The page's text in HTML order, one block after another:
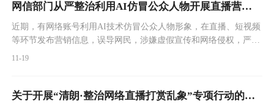
网信部门从严整治利用AI仿冒公众人物开展直播营销问题乱象
近期，有网络账号利用AI技术仿冒公众人物形象，在直播、短视频
等环节发布营销信息，误导网民，涉嫌虚假宣传和网络侵权，严重
破坏网络生态，造成不良影响。
11-19
关于开展“清朗·整治网络直播打赏乱象”专项行动的通知